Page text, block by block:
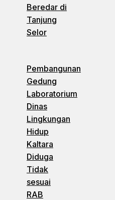
Beredar di
Tanjung
Selor
Pembangunan
Gedung
Laboratorium
Dinas
Lingkungan
Hidup
Kaltara
Diduga
Tidak
sesuai
RAB